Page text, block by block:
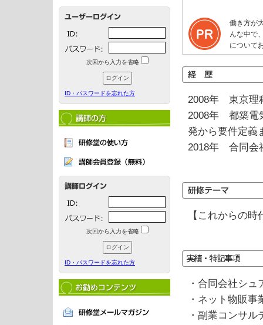
次回から入力を省略
ID・パスワードを忘れた方
次回から入力を省略
ID・パスワードを忘れた方
働き方が
んな中で
について
2008年 東京理
2008年 都築電
発から要件定義
2018年 合同会
【これからの
・合同会社シ
・ネット物販
・副業コンサ